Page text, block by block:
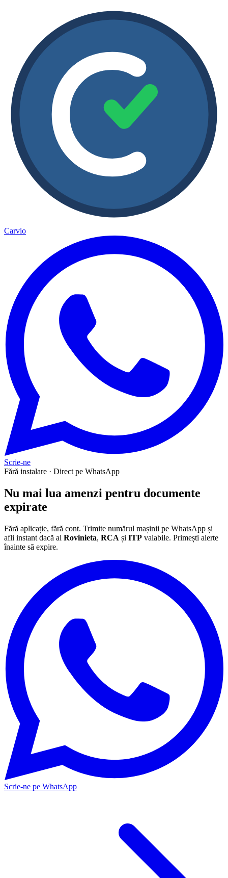
Carvio
Scrie-ne
Fără instalare · Direct pe WhatsApp
Nu mai lua amenzi pentru documente
expirate
Fără aplicație, fără cont. Trimite numărul mașinii pe WhatsApp și
afli instant dacă ai Rovinieta, RCA și ITP valabile. Primești alerte
înainte să expire.
Scrie-ne pe WhatsApp